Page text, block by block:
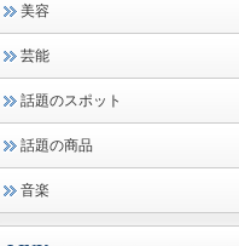
美容
芸能
話題のスポット
話題の商品
音楽